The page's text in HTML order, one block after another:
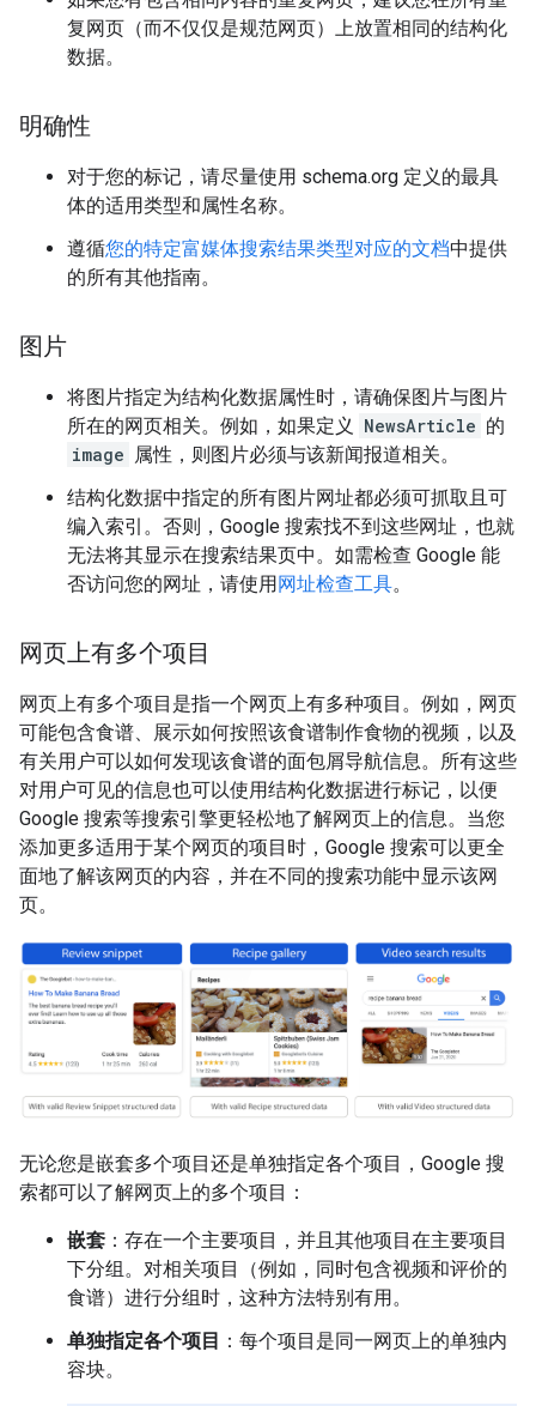
复网页（而不仅仅是规范网页）上放置相同的结构化
数据。
明确性
对于您的标记，请尽量使用 schema.org 定义的最具
体的适用类型和属性名称。
遵循您的特定富媒体搜索结果类型对应的文档中提供
的所有其他指南。
图片
将图片指定为结构化数据属性时，请确保图片与图片
所在的网页相关。例如，如果定义
NewsArticle 的
image 属性，则图片必须与该新闻报道相关。
结构化数据中指定的所有图片网址都必须可抓取且可
编入索引。否则，Google 搜索找不到这些网址，也就
无法将其显示在搜索结果页中。如需检查 Google 能
否访问您的网址，请使用网址检查工具。
网页上有多个项目
网页上有多个项目是指一个网页上有多种项目。例如，网页
可能包含食谱、展示如何按照该食谱制作食物的视频，以及
有关用户可以如何发现该食谱的面包屑导航信息。所有这些
对用户可见的信息也可以使用结构化数据进行标记，以便
Google 搜索等搜索引擎更轻松地了解网页上的信息。当您
添加更多适用于某个网页的项目时，Google 搜索可以更全
面地了解该网页的内容，并在不同的搜索功能中显示该网
页。
无论您是嵌套多个项目还是单独指定各个项目，Google 搜
索都可以了解网页上的多个项目：
嵌套 ：存在一个主要项目，并且其他项目在主要项目
下分组。对相关项目（例如，同时包含视频和评价的
食谱）进行分组时，这种方法特别有用。
单独指定各个项目 ：每个项目是同一网页上的单独内
容块。